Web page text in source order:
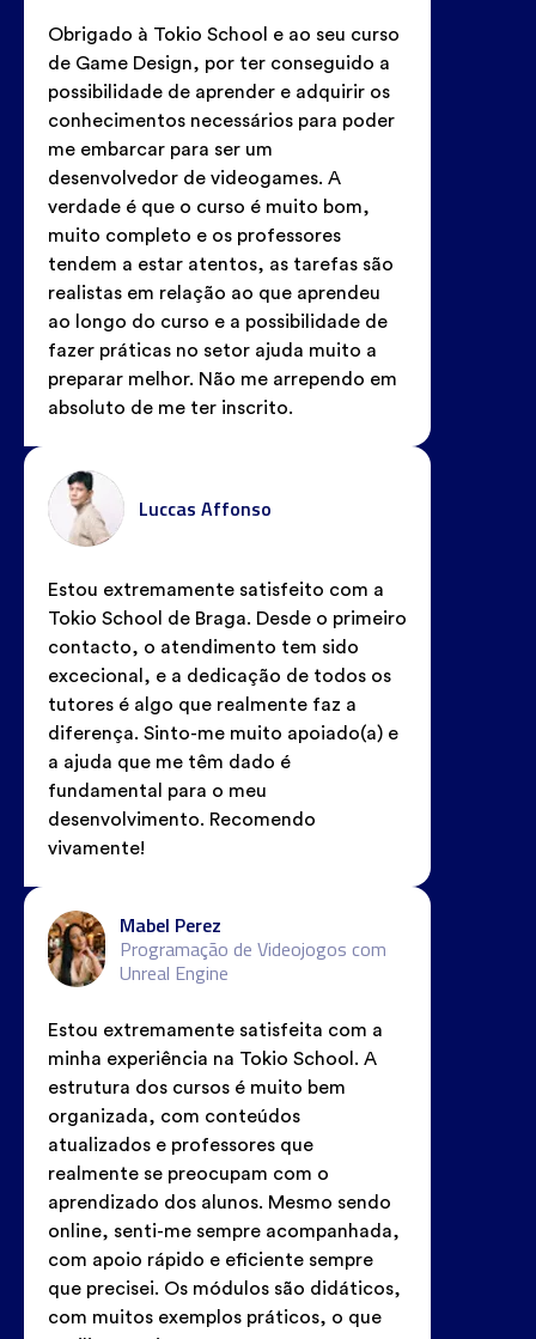
Obrigado à Tokio School e ao seu curso
de Game Design, por ter conseguido a
possibilidade de aprender e adquirir os
conhecimentos necessários para poder
me embarcar para ser um
desenvolvedor de videogames. A
verdade é que o curso é muito bom,
muito completo e os professores
tendem a estar atentos, as tarefas são
realistas em relação ao que aprendeu
ao longo do curso e a possibilidade de
fazer práticas no setor ajuda muito a
preparar melhor. Não me arrependo em
absoluto de me ter inscrito.
Luccas Affonso
Estou extremamente satisfeito com a
Tokio School de Braga. Desde o primeiro
contacto, o atendimento tem sido
excecional, e a dedicação de todos os
tutores é algo que realmente faz a
diferença. Sinto-me muito apoiado(a) e
a ajuda que me têm dado é
fundamental para o meu
desenvolvimento. Recomendo
vivamente!
Mabel Perez
Programação de Videojogos com
Unreal Engine
Estou extremamente satisfeita com a
minha experiência na Tokio School. A
estrutura dos cursos é muito bem
organizada, com conteúdos
atualizados e professores que
realmente se preocupam com o
aprendizado dos alunos. Mesmo sendo
online, senti-me sempre acompanhada,
com apoio rápido e eficiente sempre
que precisei. Os módulos são didáticos,
com muitos exemplos práticos, o que